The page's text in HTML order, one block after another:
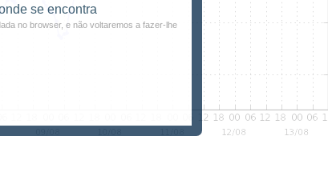
se encontra
no browser, e não voltaremos a fazer-lhe